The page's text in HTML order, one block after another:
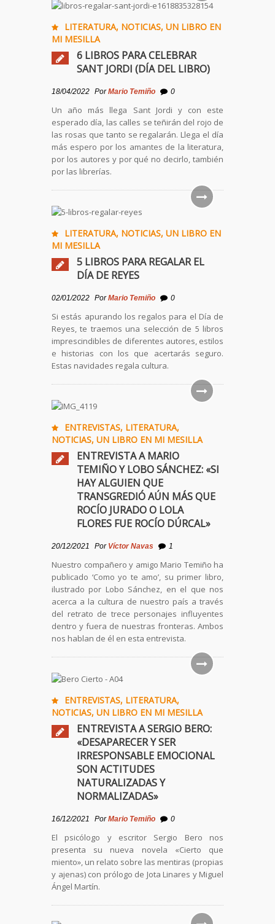
LITERATURA, NOTICIAS, UN LIBRO EN
MI MESILLA
6 LIBROS PARA CELEBRAR
SANT JORDI (DÍA DEL LIBRO)
18/04/2022 PorMario Temiño 0
Un año más llega Sant Jordi y con este
esperado día, las calles se teñirán del rojo de
las rosas que tanto se regalarán. Llega el día
más espero por los amantes de la literatura,
por los autores y por qué no decirlo, también
por las librerías.
LITERATURA, NOTICIAS, UN LIBRO EN
MI MESILLA
5 LIBROS PARA REGALAR EL
DÍA DE REYES
02/01/2022 PorMario Temiño 0
Si estás apurando los regalos para el Día de
Reyes, te traemos una selección de 5 libros
imprescindibles de diferentes autores, estilos
e historias con los que acertarás seguro.
Estas navidades regala cultura.
ENTREVISTAS, LITERATURA,
NOTICIAS, UN LIBRO EN MI MESILLA
ENTREVISTA A MARIO
TEMIÑO Y LOBO SÁNCHEZ: «SI
HAY ALGUIEN QUE
TRANSGREDIÓ AÚN MÁS QUE
ROCÍO JURADO O LOLA
FLORES FUE ROCÍO DÚRCAL»
20/12/2021 Por Víctor Navas 1
Nuestro compañero y amigo Mario Temiño ha
publicado ‘Como yo te amo’, su primer libro,
ilustrado por Lobo Sánchez, en el que nos
acerca a la cultura de nuestro país a través
del retrato de trece personajes influyentes
dentro y fuera de nuestras fronteras. Ambos
nos hablan de él en esta entrevista.
ENTREVISTAS, LITERATURA,
NOTICIAS, UN LIBRO EN MI MESILLA
ENTREVISTA A SERGIO BERO:
«DESAPARECER Y SER
IRRESPONSABLE EMOCIONAL
SON ACTITUDES
NATURALIZADAS Y
NORMALIZADAS»
16/12/2021 PorMario Temiño 0
El psicólogo y escritor Sergio Bero nos
presenta su nueva novela «Cierto que
miento», un relato sobre las mentiras (propias
y ajenas) con prólogo de Jota Linares y Miguel
Ángel Martín.